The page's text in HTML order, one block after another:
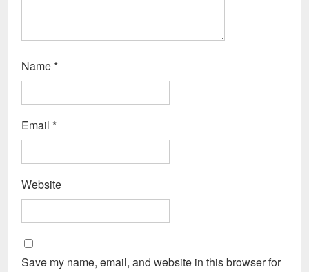
Name*
Email*
Website
Save my name, email, and website in this browser for